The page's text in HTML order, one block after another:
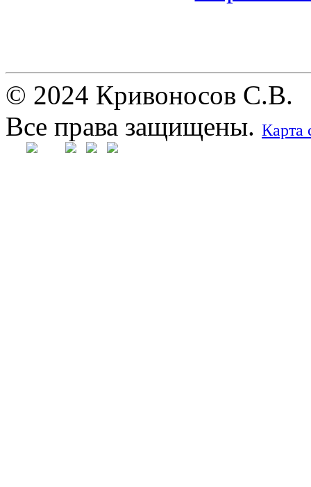
© 2024 Кривоносов С.В.
Все права защищены. Карта